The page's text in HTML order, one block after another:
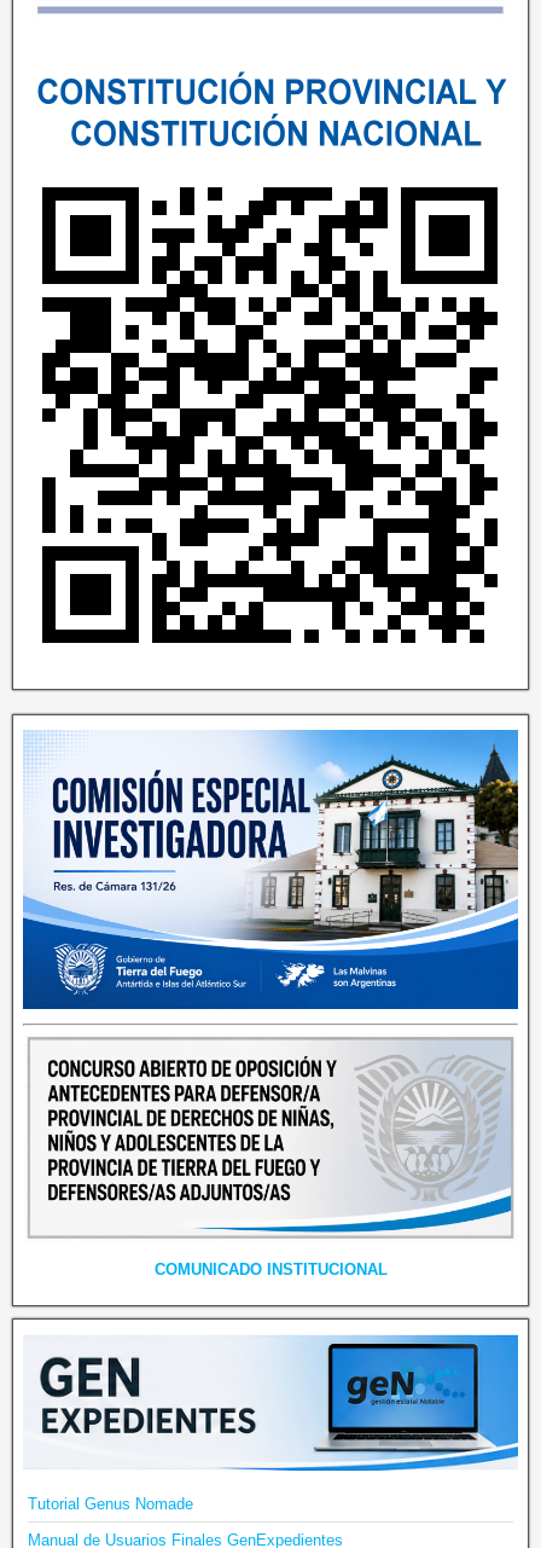
COMUNICADO INSTITUCIONAL
Tutorial Genus Nomade
Manual de Usuarios Finales GenExpedientes